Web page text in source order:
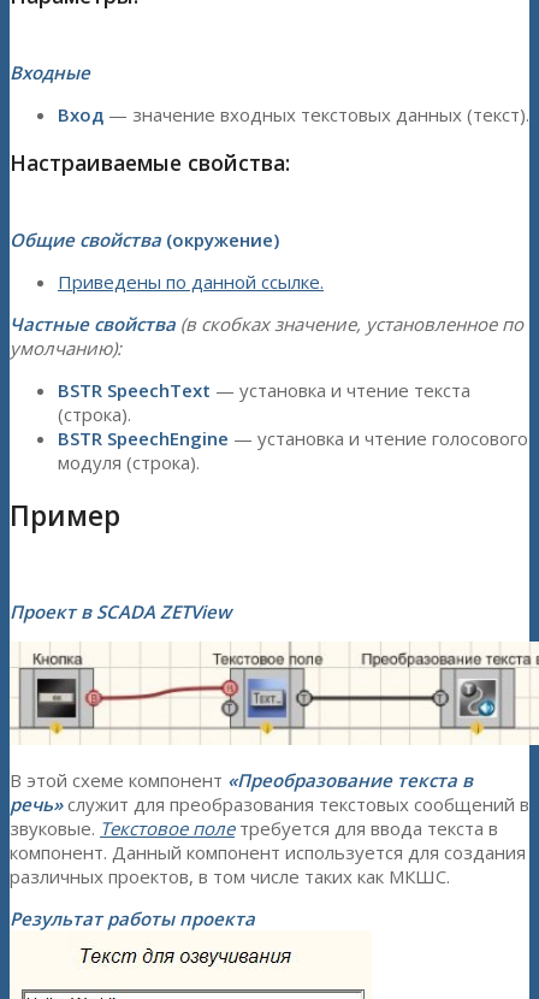
Входные
Вход — значение входных текстовых данных (текст).
Настраиваемые свойства:
Общие свойства (окружение)
Приведены по данной ссылке.
Частные свойства (в скобках значение, установленное по
умолчанию):
BSTR SpeechText — установка и чтение текста
(строка).
BSTR SpeechEngine — установка и чтение голосового
модуля (строка).
Пример
Проект в SCADA ZETView
В этой схеме компонент «Преобразование текста в
речь»служит для преобразования текстовых сообщений в
звуковые. Текстовое полетребуется для ввода текста в
компонент. Данный компонент используется для создания
различных проектов, в том числе таких как МКШС.
Результат работы проекта